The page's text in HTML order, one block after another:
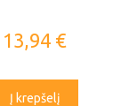
13,94 €
Į krepšelį